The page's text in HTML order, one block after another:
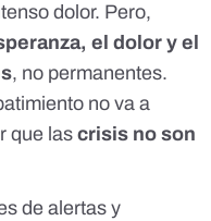
dolor. Pero,
el dolor y el
, no permanentes.
no va a
que las crisis no son
de alertas y